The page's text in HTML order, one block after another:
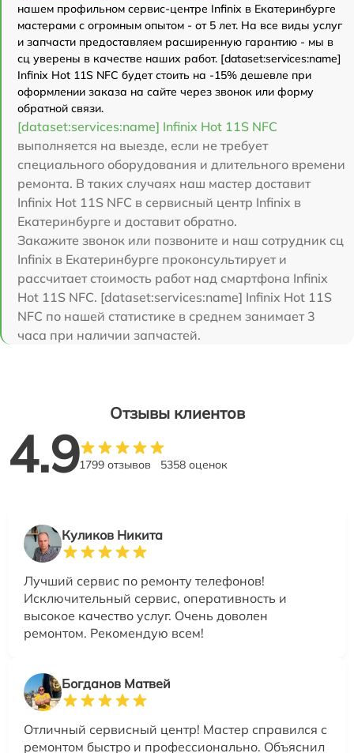
нашем профильном сервис-центре Infinix в Екатеринбурге
мастерами с огромным опытом - от 5 лет. На все виды услуг
и запчасти предоставляем расширенную гарантию - мы в
сц уверены в качестве наших работ. [dataset:services:name]
Infinix Hot 11S NFC будет стоить на -15% дешевле при
оформлении заказа на сайте через звонок или форму
обратной связи.
[dataset:services:name] Infinix Hot 11S NFC
выполняется на выезде, если не требует
специального оборудования и длительного времени
ремонта. В таких случаях наш мастер доставит
Infinix Hot 11S NFC в сервисный центр Infinix в
Екатеринбурге и доставит обратно.
Закажите звонок или позвоните и наш сотрудник сц
Infinix в Екатеринбурге проконсультирует и
рассчитает стоимость работ над смартфона Infinix
Hot 11S NFC. [dataset:services:name] Infinix Hot 11S
NFC по нашей статистике в среднем занимает 3
часа при наличии запчастей.
Отзывы клиентов
4.91799 отзывов 5358 оценок
Куликов Никита
Лучший сервис по ремонту телефонов!
Исключительный сервис, оперативность и
высокое качество услуг. Очень доволен
ремонтом. Рекомендую всем!
Богданов Матвей
Отличный сервисный центр! Мастер справился с
ремонтом быстро и профессионально. Объяснил